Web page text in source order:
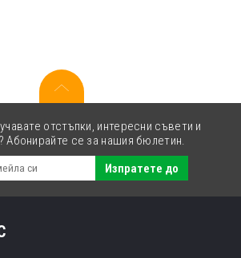
отстъпки, интересни съвети и
Абонирайте се за нашия бюлетин.
Изпратете до